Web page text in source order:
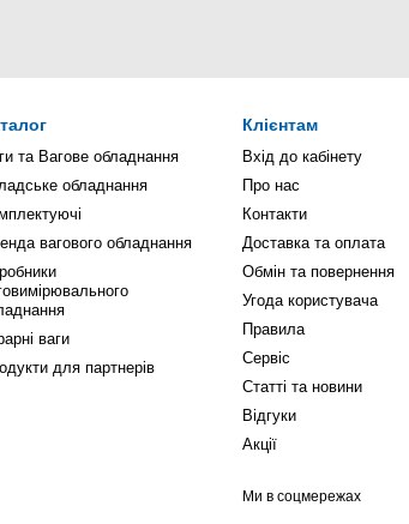
та Вагове обладнання
обладнання
вагового обладнання
ваги
для партнерів
Клієнтам
Вхід до кабінету
Про нас
Контакти
Доставка та оплата
Обмін та повернення
Угода користувача
Правила
Сервіс
Статті та новини
Відгуки
Акції
Ми в соцмережах